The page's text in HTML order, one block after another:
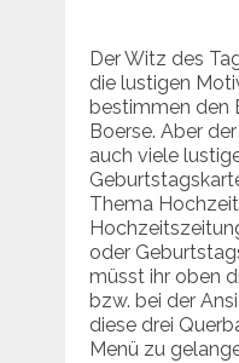
Der Witz des
die lustigen
bestimmen den
Boerse. Aber
auch viele
Thema
oder
müsst ihr oben
bzw. bei der
diese drei
Menü zu